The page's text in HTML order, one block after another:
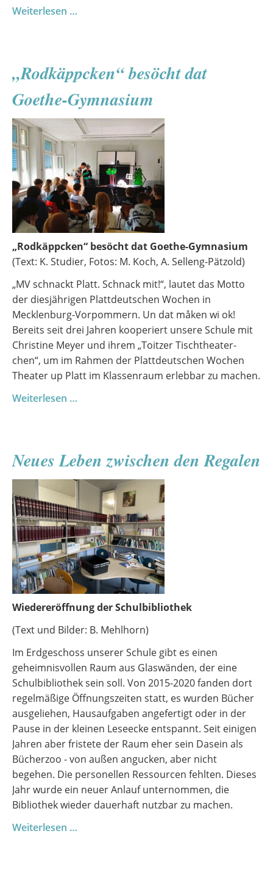
Weiterlesen …
Liederabend
Publikum
„Rodkäppcken“ besöcht dat
Goethe-Gymnasium
„Rodkäppcken“ besöcht dat Goethe-Gymnasium
(Text: K. Studier, Fotos: M. Koch, A. Selleng-Pätzold)
„MV schnackt Platt. Schnack mit!“, lautet das Motto
der diesjährigen Plattdeutschen Wochen in
Mecklenburg-Vorpommern. Un dat måken wi ok!
Bereits seit drei Jahren kooperiert unsere Schule mit
Christine Meyer und ihrem „Toitzer Tischtheater-
chen“, um im Rahmen der Plattdeutschen Wochen
Theater up Platt im Klassenraum erlebbar zu machen.
Weiterlesen …
Gymnasium
Neues Leben zwischen den Regalen
Wiedereröffnung der Schulbibliothek
(Text und Bilder: B. Mehlhorn)
Im Erdgeschoss unserer Schule gibt es einen
geheimnisvollen Raum aus Glaswänden, der eine
Schulbibliothek sein soll. Von 2015-2020 fanden dort
regelmäßige Öffnungszeiten statt, es wurden Bücher
ausgeliehen, Hausaufgaben angefertigt oder in der
Pause in der kleinen Leseecke entspannt. Seit einigen
Jahren aber fristete der Raum eher sein Dasein als
Bücherzoo - von außen angucken, aber nicht
begehen. Die personellen Ressourcen fehlten. Dieses
Jahr wurde ein neuer Anlauf unternommen, die
Bibliothek wieder dauerhaft nutzbar zu machen.
Weiterlesen …